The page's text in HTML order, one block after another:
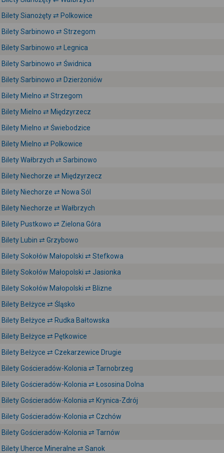
Bilety Sianożęty ⇄ Polkowice
Bilety Sarbinowo ⇄ Strzegom
Bilety Sarbinowo ⇄ Legnica
Bilety Sarbinowo ⇄ Świdnica
Bilety Sarbinowo ⇄ Dzierżoniów
Bilety Mielno ⇄ Strzegom
Bilety Mielno ⇄ Międzyrzecz
Bilety Mielno ⇄ Świebodzice
Bilety Mielno ⇄ Polkowice
Bilety Wałbrzych ⇄ Sarbinowo
Bilety Niechorze ⇄ Międzyrzecz
Bilety Niechorze ⇄ Nowa Sól
Bilety Niechorze ⇄ Wałbrzych
Bilety Pustkowo ⇄ Zielona Góra
Bilety Lubin ⇄ Grzybowo
Bilety Sokołów Małopolski ⇄ Stefkowa
Bilety Sokołów Małopolski ⇄ Jasionka
Bilety Sokołów Małopolski ⇄ Blizne
Bilety Bełżyce ⇄ Śląsko
Bilety Bełżyce ⇄ Rudka Bałtowska
Bilety Bełżyce ⇄ Pętkowice
Bilety Bełżyce ⇄ Czekarzewice Drugie
Bilety Gościeradów-Kolonia ⇄ Tarnobrzeg
Bilety Gościeradów-Kolonia ⇄ Łososina Dolna
Bilety Gościeradów-Kolonia ⇄ Krynica-Zdrój
Bilety Gościeradów-Kolonia ⇄ Czchów
Bilety Gościeradów-Kolonia ⇄ Tarnów
Bilety Uherce Mineralne ⇄ Sanok